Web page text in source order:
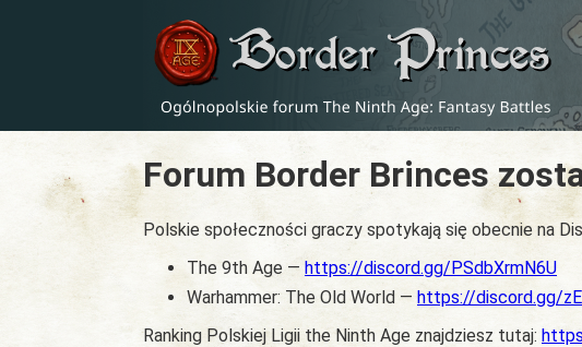
Forum Border Brinces
Polskie społeczności graczy spotykają się obecnie na
The 9th Age — https://discord.gg/PSdbXrmN6U
Warhammer: The Old World — https://discord.gg/
Ranking Polskiej Ligii the Ninth Age znajdziesz tutaj: